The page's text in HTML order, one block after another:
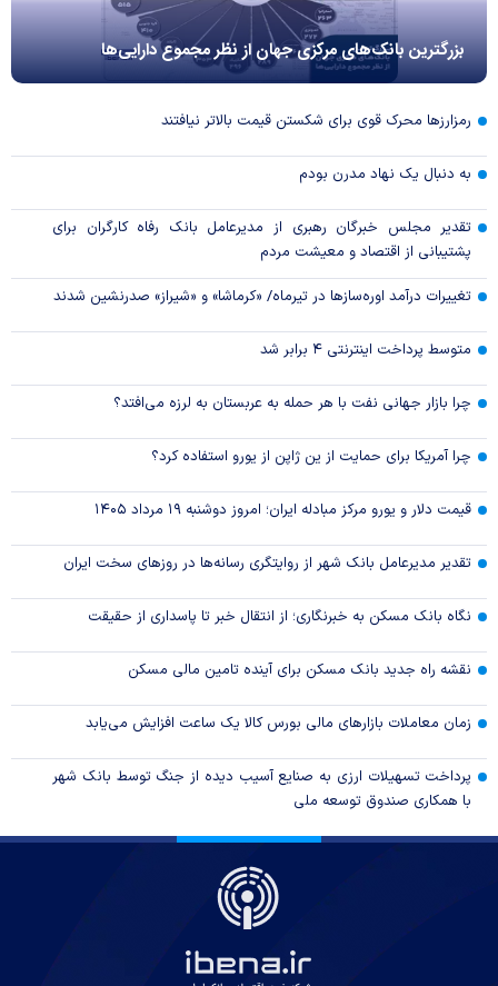
بزرگترین بانک‌های مرکزی جهان از نظر مجموع دارایی‌ها
رمزارزها محرک قوی برای شکستن قیمت بالاتر نیافتند
به دنبال یک نهاد مدرن بودم
تقدیر مجلس خبرگان رهبری از مدیرعامل بانک رفاه کارگران برای
پشتیبانی از اقتصاد و معیشت مردم
تغییرات درآمد اوره‌سازها در تیرماه/ «کرماشا» و «شیراز» صدرنشین شدند
متوسط پرداخت اینترنتی ۴ برابر شد
چرا بازار جهانی نفت با هر حمله به عربستان به لرزه می‌افتد؟
چرا آمریکا برای حمایت از ین ژاپن از یورو استفاده کرد؟
قیمت دلار و یورو مرکز مبادله ایران؛ امروز دوشنبه ۱۹ مرداد ۱۴۰۵
تقدیر مدیرعامل بانک شهر از روایتگری رسانه‌ها در روز‌های سخت ایران
نگاه بانک مسکن به خبرنگاری؛ از انتقال خبر تا پاسداری از حقیقت
نقشه راه جدید بانک مسکن برای آینده تامین مالی مسکن
زمان معاملات بازار‌های مالی بورس کالا یک ساعت افزایش می‌یابد
پرداخت تسهیلات ارزی به صنایع آسیب دیده از جنگ توسط بانک شهر
با همکاری صندوق توسعه ملی